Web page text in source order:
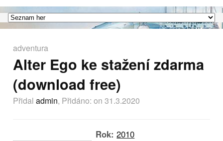
adventura
Alter Ego ke stažení zdarma
(download free)
Přidal admin, Přidáno: on 31.3.2020
Rok:2010